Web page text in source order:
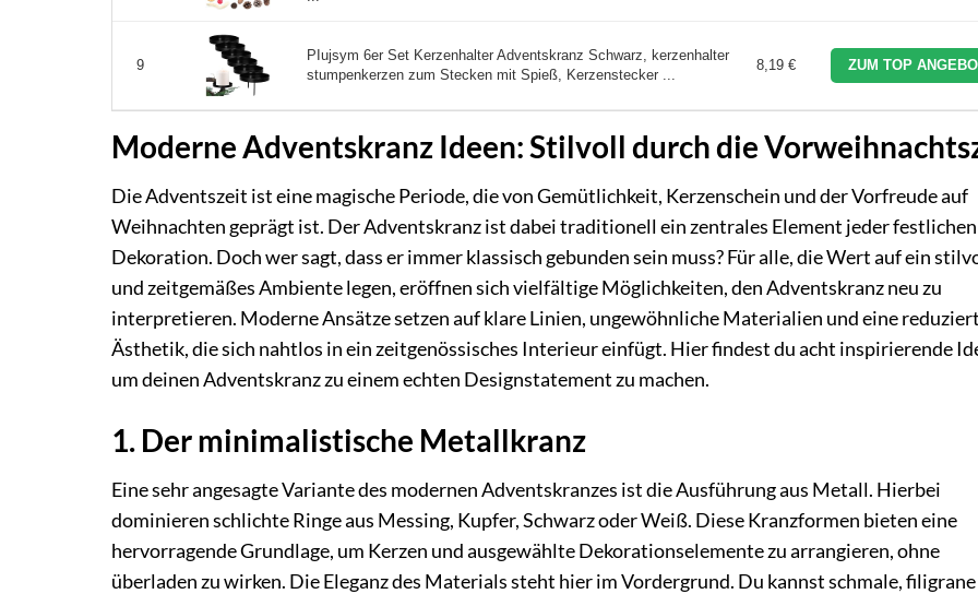
9
PIujsym 6er Set Kerzenhalter Adventskranz Schwarz, kerzenhalter
stumpenkerzen zum Stecken mit Spieß, Kerzenstecker ...
8,19 € ZUM TOP
Moderne Adventskranz Ideen: Stilvoll durch die
Die Adventszeit ist eine magische Periode, die von Gemütlichkeit, Kerzenschein und der Vorfreude auf
Weihnachten geprägt ist. Der Adventskranz ist dabei traditionell ein zentrales Element jeder festlichen
Dekoration. Doch wer sagt, dass er immer klassisch gebunden sein muss? Für alle, die Wert auf ein
und zeitgemäßes Ambiente legen, eröffnen sich vielfältige Möglichkeiten, den Adventskranz neu zu
interpretieren. Moderne Ansätze setzen auf klare Linien, ungewöhnliche Materialien und eine
Ästhetik, die sich nahtlos in ein zeitgenössisches Interieur einfügt. Hier findest du acht inspirierende
um deinen Adventskranz zu einem echten Designstatement zu machen.
1. Der minimalistische Metallkranz
Eine sehr angesagte Variante des modernen Adventskranzes ist die Ausführung aus Metall. Hierbei
dominieren schlichte Ringe aus Messing, Kupfer, Schwarz oder Weiß. Diese Kranzformen bieten eine
hervorragende Grundlage, um Kerzen und ausgewählte Dekorationselemente zu arrangieren, ohne
überladen zu wirken. Die Eleganz des Materials steht hier im Vordergrund. Du kannst schmale, filigrane